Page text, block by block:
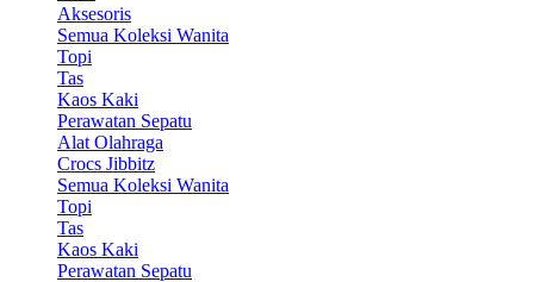
Aksesoris
Semua Koleksi Wanita
Topi
Tas
Kaos Kaki
Perawatan Sepatu
Alat Olahraga
Crocs Jibbitz
Semua Koleksi Wanita
Topi
Tas
Kaos Kaki
Perawatan Sepatu